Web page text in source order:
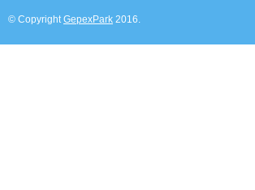
© CopyrightGepexPark 2016.